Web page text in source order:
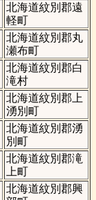
北海道紋別郡遠
軽町
北海道紋別郡丸
瀬布町
北海道紋別郡白
滝村
北海道紋別郡上
湧別町
北海道紋別郡湧
別町
北海道紋別郡滝
上町
北海道紋別郡興